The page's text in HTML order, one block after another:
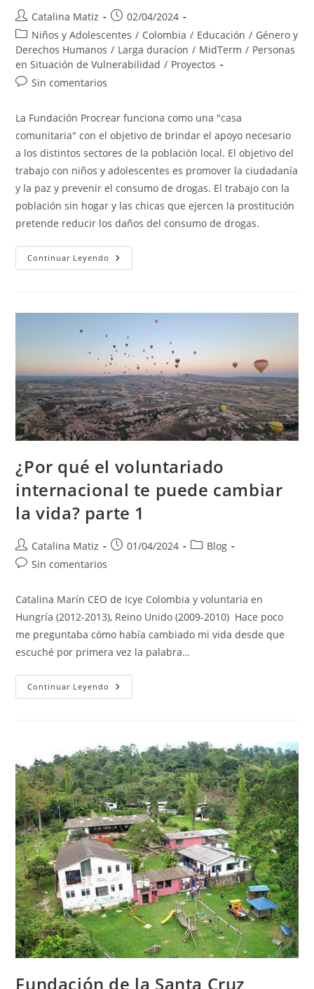
Autor
de
la
entrada:
Catalina Matiz
Publicación
de
la
entrada:
02/04/2024
Categoría
de
la
entrada:
Niños y Adolescentes / Colombia / Educación / Género y
Derechos Humanos / Larga duracíon / MidTerm / Personas
en Situación de Vulnerabilidad / Proyectos
Comentarios
la
Sin comentarios
La Fundación Procrear funciona como una "casa
comunitaria" con el objetivo de brindar el apoyo necesario
a los distintos sectores de la población local. El objetivo del
trabajo con niños y adolescentes es promover la ciudadanía
y la paz y prevenir el consumo de drogas. El trabajo con la
población sin hogar y las chicas que ejercen la prostitución
pretende reducir los daños del consumo de drogas.
Continuar Leyendo Fundación
Procrear
¿Por qué el voluntariado
internacional te puede cambiar
la vida? parte 1
Autor
de
Catalina Matiz
Publicación
01/04/2024
Categoría
Blog
Comentarios
la
entrada:
Sin comentarios
Catalina Marín CEO de Icye Colombia y voluntaria en
Hungría (2012-2013), Reino Unido (2009-2010) Hace poco
me preguntaba cómo había cambiado mi vida desde que
escuché por primera vez la palabra…
Continuar Leyendo ¿Por
Qué El
La
Vida?
Parte
1
Fundación de la Santa Cruz